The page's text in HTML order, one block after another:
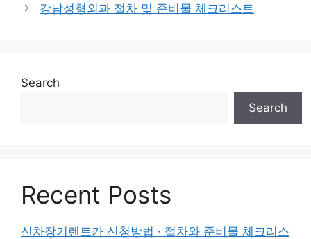
강남성형외과 절차 및 준비물 체크리스트
Search
Search
Recent Posts
신차장기렌트카 신청방법 · 절차와 준비물 체크리스